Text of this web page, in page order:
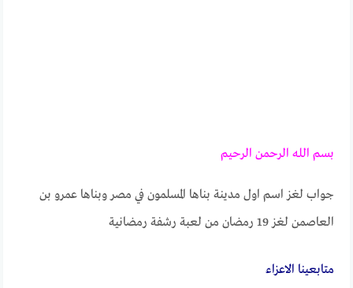
بسم الله الرحمن الرحيم
جواب لغز اسم اول مدينة بناها المسلمون في مصر وبناها عمرو بن
العاصمن لغز 19 رمضان من لعبة رشفة رمضانية
متابعــــينا الاعزاء